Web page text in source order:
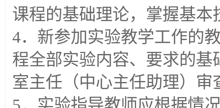
课程的基础理论，掌握基本
4．新参加实验教学工作的
程全部实验内容、要求的
室主任（中心主任助理）